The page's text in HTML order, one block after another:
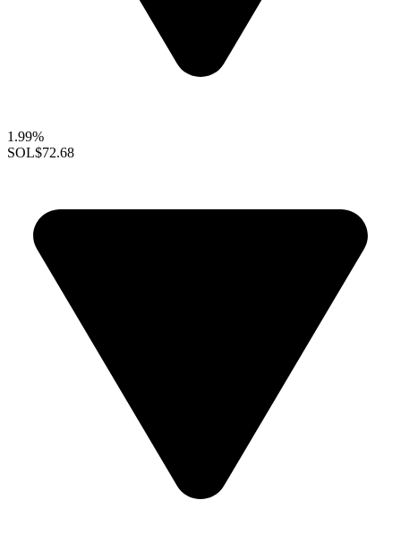
1.99%
SOL$72.68